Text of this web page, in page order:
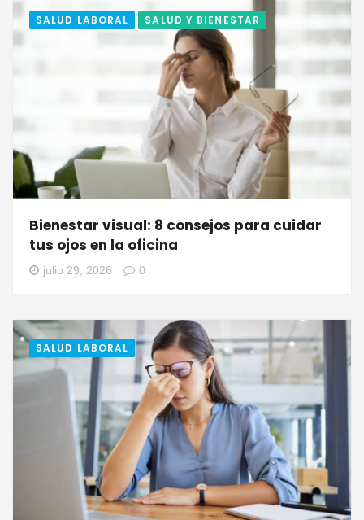
SALUD LABORAL SALUD Y BIENESTAR
Bienestar visual: 8 consejos para cuidar
tus ojos en la oficina
julio 29, 2026 0
SALUD LABORAL